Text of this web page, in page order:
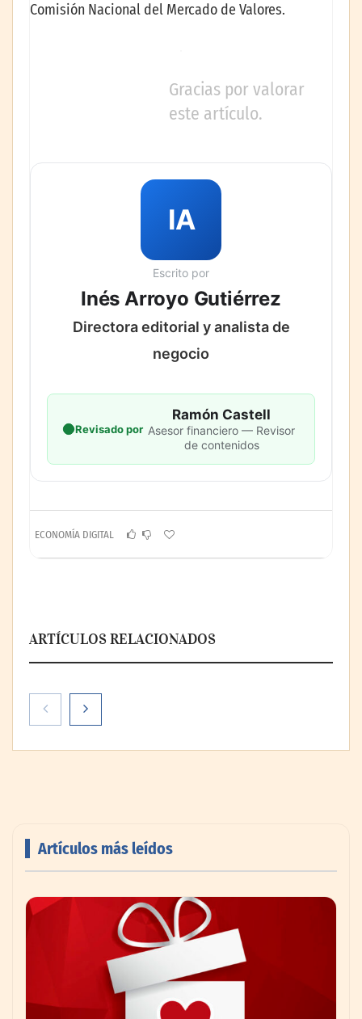
Comisión Nacional del Mercado de Valores.
Gracias por valorar
este artículo.
IA
Escrito por
Inés Arroyo Gutiérrez
Directora editorial y analista de
negocio
Revisado por
Ramón Castell
Asesor financiero — Revisor
de contenidos
ECONOMÍA DIGITAL
ARTÍCULOS RELACIONADOS
impulsando la colaboración en el sector
Artículos más leídos